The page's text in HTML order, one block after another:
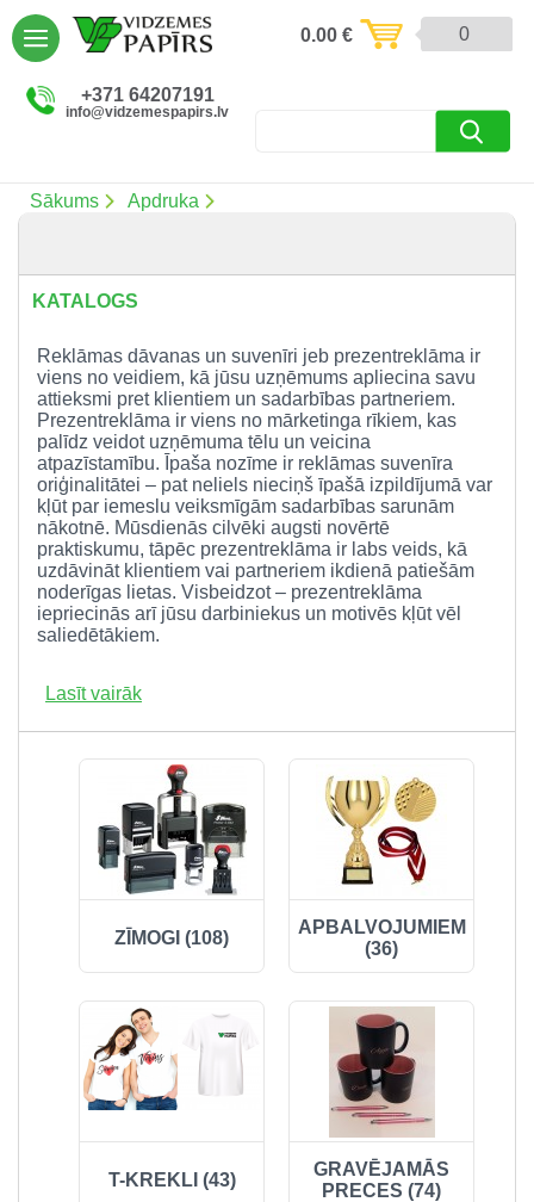
+371 64207191
info@vidzemespapirs.lv
0
0.00€
Sākums Apdruka
KATALOGS
Reklāmas dāvanas un suvenīri jeb prezentreklāma ir
viens no veidiem, kā jūsu uzņēmums apliecina savu
attieksmi pret klientiem un sadarbības partneriem.
Prezentreklāma ir viens no mārketinga rīkiem, kas
palīdz veidot uzņēmuma tēlu un veicina
atpazīstamību. Īpaša nozīme ir reklāmas suvenīra
oriģinalitātei – pat neliels nieciņš īpašā izpildījumā var
kļūt par iemeslu veiksmīgām sadarbības sarunām
nākotnē. Mūsdienās cilvēki augsti novērtē
praktiskumu, tāpēc prezentreklāma ir labs veids, kā
uzdāvināt klientiem vai partneriem ikdienā patiešām
noderīgas lietas. Visbeidzot – prezentreklāma
iepriecinās arī jūsu darbiniekus un motivēs kļūt vēl
saliedētākiem.
Lasīt vairāk
ZĪMOGI (108)
APBALVOJUMIEM
(36)
T-KREKLI (43)
GRAVĒJAMĀS
PRECES (74)
AIZVĒRT
Atlaides (12)
Ielogoties
Reģistrēties